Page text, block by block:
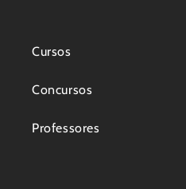
Cursos
Concursos
Professores